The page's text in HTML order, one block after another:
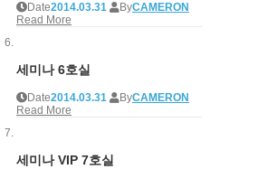
Date2014.03.31 ByCAMERON
Read More
세미나 6호실
Date2014.03.31 ByCAMERON
Read More
세미나 VIP 7호실